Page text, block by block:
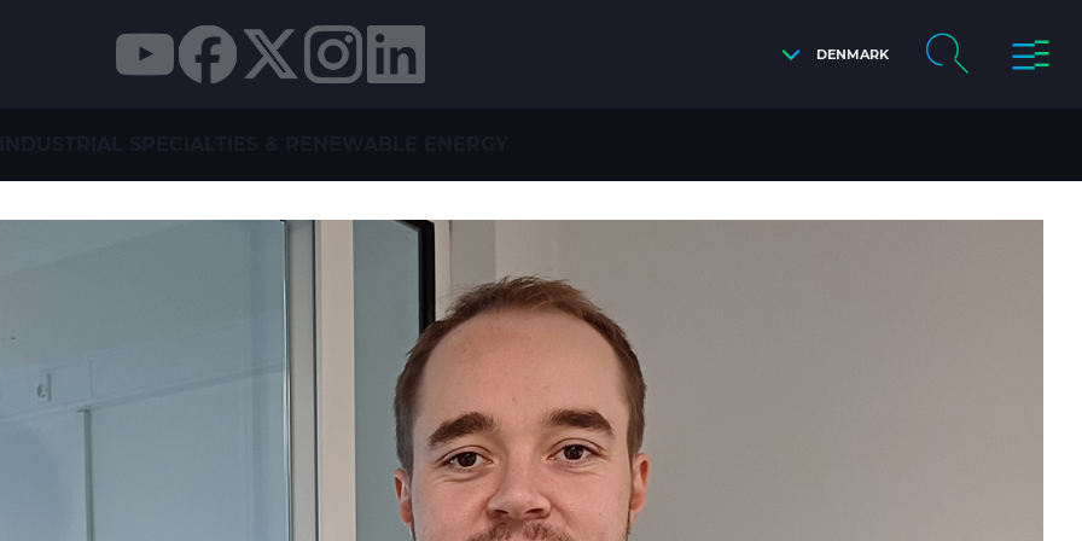
DENMARK